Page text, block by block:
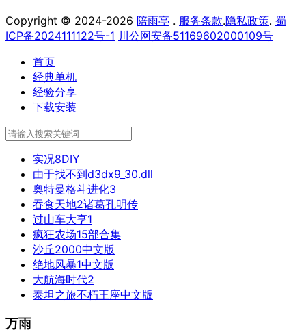
Copyright © 2024-2026 陪雨亭 . 服务条款.隐私政策. 蜀
ICP备2024111122号-1 川公网安备51169602000109号
首页
经典单机
经验分享
下载安装
实况8DIY
由于找不到d3dx9_30.dll
奥特曼格斗进化3
吞食天地2诸葛孔明传
过山车大亨1
疯狂农场15部合集
沙丘2000中文版
绝地风暴1中文版
大航海时代2
泰坦之旅不朽王座中文版
万雨